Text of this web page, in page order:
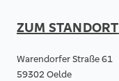
ZUM STANDORT
Warendorfer Straße 61
59302 Oelde